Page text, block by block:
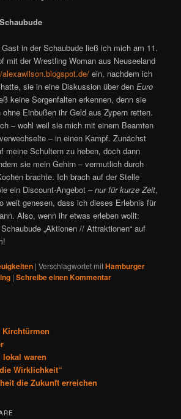
in der Schaubude ließ ich mich am 11.
mit der Wrestling Woman aus Neuseeland
alexawilson.blogspot.de/ ein, nachdem ich
sie in eine Diskussion über denEuro
keine Sorgenfalten erkennen, denn sie
Einbußen ihr Geld aus Zypern retten.
– wohl weil sie mich mit einem Beamten
– in einen Kampf. Zunächst
meine Schultern zu heben, doch dann
sie mein Gehirn – vermutlich durch
brachte. Ich brach auf der Stelle
ein Discount-Angebot –nur für kurze Zeit,
weit genesen, dass ich dieses Erlebnis für
Also, wenn ihr etwas erleben wollt:
„Aktionen // Attraktionen“ auf
|Verschlagwortet mitHamburger
|Schreibe einen Kommentar
waren
Wirklichkeit“
die Zukunft erreichen